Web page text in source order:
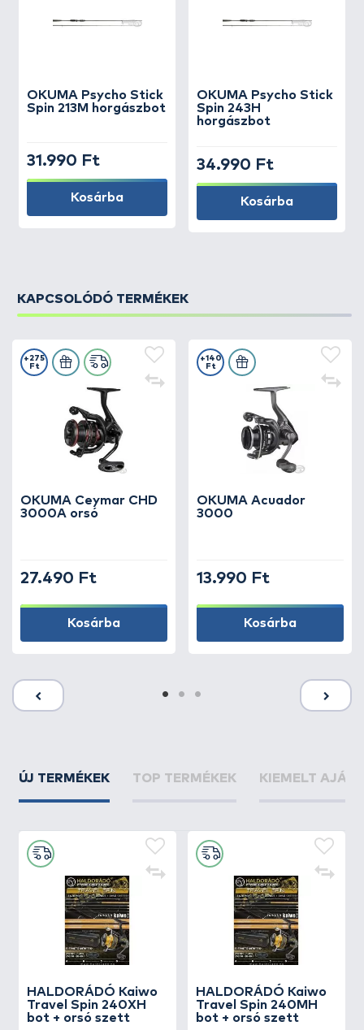
OKUMA Psycho Stick
Spin 213M horgászbot
31.990 Ft
Kosárba
OKUMA Psycho Stick
Spin 243H
horgászbot
34.990 Ft
Kosárba
KAPCSOLÓDÓ TERMÉKEK
OKUMA Ceymar CHD
3000A orsó
+275
Ft
27.490 Ft
Kosárba
OKUMA Acuador
3000
+140
Ft
13.990 Ft
Kosárba
ÚJ TERMÉKEK TOP TERMÉKEK KIEMELT
HALDORÁDÓ Kaiwo
Travel Spin 240XH
bot + orsó szett
HALDORÁDÓ Kaiwo
Travel Spin 240MH
bot + orsó szett